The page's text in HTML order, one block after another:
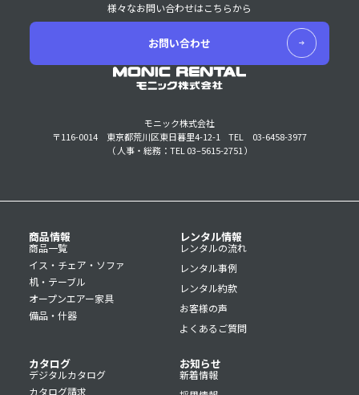
モニック株式会社
〒116-0014 東京都荒川区東日暮里4-12-1
TEL 03-6458-3977
（ 人事・総務：TEL 03–5615-2751 ）
様々なお問い合わせはこちらから
お問い合わせ
商品情報
商品一覧
イス・チェア・ソファ
机・テーブル
オープンエアー家具
備品・什器
レンタル情報
レンタルの流れ
レンタル事例
レンタル約款
お客様の声
よくあるご質問
カタログ
デジタルカタログ
カタログ請求
お知らせ
新着情報